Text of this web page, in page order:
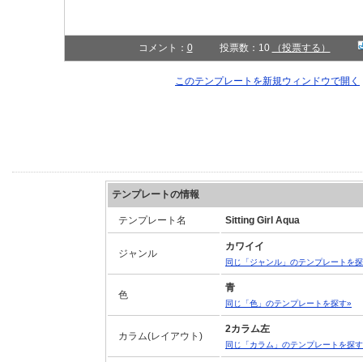
コメント： 0 投票数：10 （投票する）
このテンプレートを新規ウィンドウで開く
テンプレートの情報
テンプレート名 Sitting Girl Aqua
ジャンル
カワイイ
同じ「ジャンル」のテンプレートを
色
青
同じ「色」のテンプレートを探す»
カラム(レイアウト)
2カラム左
同じ「カラム」のテンプレートを探